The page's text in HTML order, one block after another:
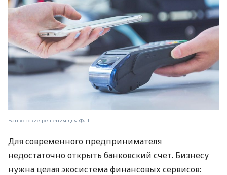
Банковские решения для ФЛП
Для современного предпринимателя
недостаточно открыть банковский счет. Бизнесу
нужна целая экосистема финансовых сервисов: